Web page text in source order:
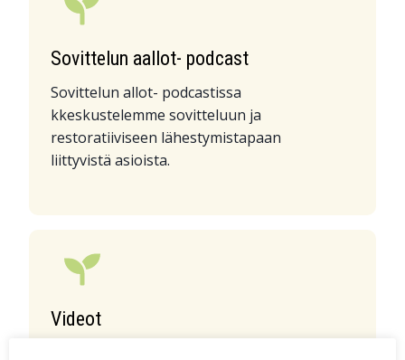
Sovittelun aallot- podcast
Sovittelun allot- podcastissa
kkeskustelemme sovitteluun ja
restoratiiviseen lähestymistapaan
liittyvistä asioista.
Videot